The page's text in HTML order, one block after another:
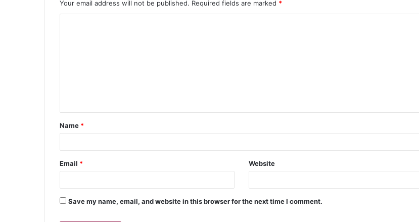
Your email address will not be published. Required fields are marked *
Name *
Email * Website
Save my name, email, and website in this browser for the next time I comment.